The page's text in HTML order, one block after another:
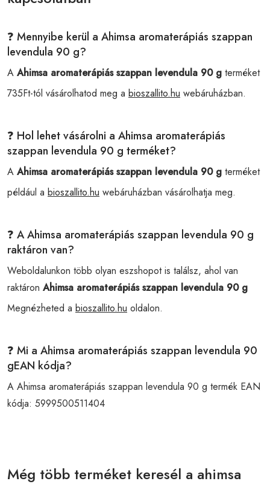
❓ Mennyibe kerül a Ahimsa aromaterápiás szappan
levendula 90 g?
A Ahimsa aromaterápiás szappan levendula 90 g terméket
735Ft-tól vásárolhatod meg a bioszallito.hu webáruházban.
❓ Hol lehet vásárolni a Ahimsa aromaterápiás
szappan levendula 90 g terméket?
A Ahimsa aromaterápiás szappan levendula 90 g terméket
például a bioszallito.hu webáruházban vásárolhatja meg.
❓ A Ahimsa aromaterápiás szappan levendula 90 g
raktáron van?
Weboldalunkon több olyan eszshopot is találsz, ahol van
raktáron Ahimsa aromaterápiás szappan levendula 90 g
Megnézheted a bioszallito.hu oldalon.
❓ Mi a Ahimsa aromaterápiás szappan levendula 90
gEAN kódja?
A Ahimsa aromaterápiás szappan levendula 90 g termék EAN
kódja: 5999500511404
Még több terméket keresél a ahimsa